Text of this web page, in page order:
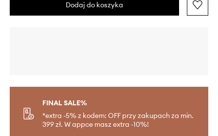
Dodaj do koszyka
FINAL SALE%
*extra -5% z kodem: OFF przy zakupach za min.
399 zł. W appce masz extra -10%!